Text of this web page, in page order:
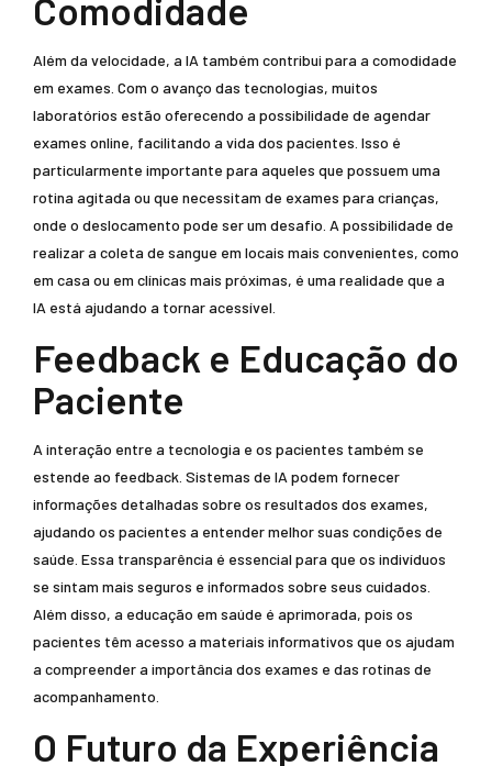
Comodidade
Além da velocidade, a IA também contribui para a comodidade
em exames. Com o avanço das tecnologias, muitos
laboratórios estão oferecendo a possibilidade de agendar
exames online, facilitando a vida dos pacientes. Isso é
particularmente importante para aqueles que possuem uma
rotina agitada ou que necessitam de exames para crianças,
onde o deslocamento pode ser um desafio. A possibilidade de
realizar a coleta de sangue em locais mais convenientes, como
em casa ou em clínicas mais próximas, é uma realidade que a
IA está ajudando a tornar acessível.
Feedback e Educação do
Paciente
A interação entre a tecnologia e os pacientes também se
estende ao feedback. Sistemas de IA podem fornecer
informações detalhadas sobre os resultados dos exames,
ajudando os pacientes a entender melhor suas condições de
saúde. Essa transparência é essencial para que os indivíduos
se sintam mais seguros e informados sobre seus cuidados.
Além disso, a educação em saúde é aprimorada, pois os
pacientes têm acesso a materiais informativos que os ajudam
a compreender a importância dos exames e das rotinas de
acompanhamento.
O Futuro da Experiência